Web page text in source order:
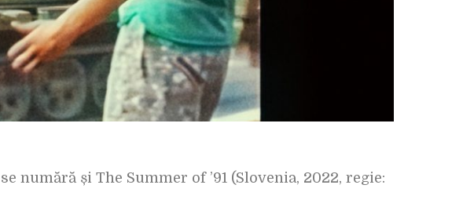
și The Summer of ’91 (Slovenia, 2022, regie: